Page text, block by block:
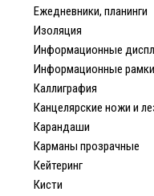
Ежедневники, планинги
Изоляция
Информационные
Информационные рамки
Каллиграфия
Канцелярские ножи и
Карандаши
Карманы прозрачные
Кейтеринг
Кисти